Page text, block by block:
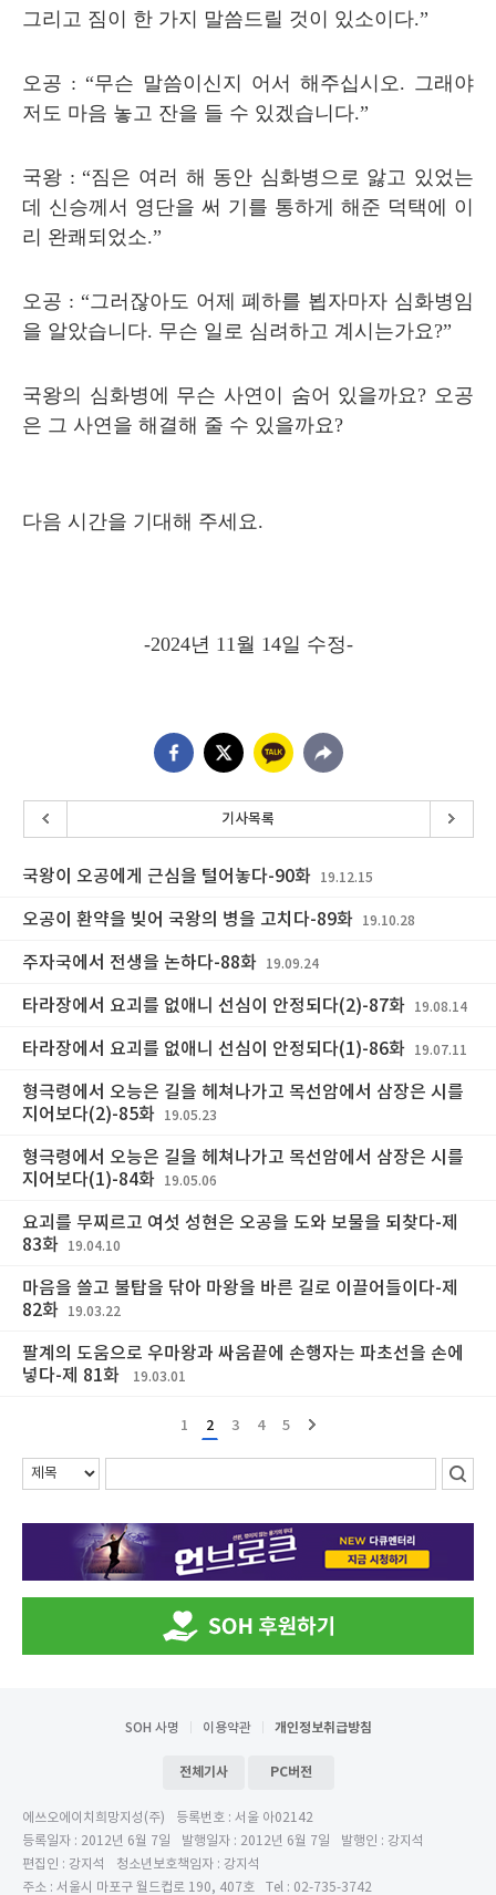
그리고 짐이 한 가지 말씀드릴 것이 있소이다.”
오공 : “무슨 말씀이신지 어서 해주십시오. 그래야
저도 마음 놓고 잔을 들 수 있겠습니다.”
국왕 : “짐은 여러 해 동안 심화병으로 앓고 있었는
데 신승께서 영단을 써 기를 통하게 해준 덕택에 이
리 완쾌되었소.”
오공 : “그러잖아도 어제 폐하를 뵙자마자 심화병임
을 알았습니다. 무슨 일로 심려하고 계시는가요?”
국왕의 심화병에 무슨 사연이 숨어 있을까요? 오공
은 그 사연을 해결해 줄 수 있을까요?
다음 시간을 기대해 주세요.
-2024년 11월 14일 수정-
기사목록
국왕이 오공에게 근심을 털어놓다-90화 19.12.15
오공이 환약을 빚어 국왕의 병을 고치다-89화 19.10.28
주자국에서 전생을 논하다-88화 19.09.24
타라장에서 요괴를 없애니 선심이 안정되다(2)-87화 19.08.14
타라장에서 요괴를 없애니 선심이 안정되다(1)-86화 19.07.11
형극령에서 오능은 길을 헤쳐나가고 목선암에서 삼장은 시를
지어보다(2)-85화
19.05.23
형극령에서 오능은 길을 헤쳐나가고 목선암에서 삼장은 시를
지어보다(1)-84화
19.05.06
요괴를 무찌르고 여섯 성현은 오공을 도와 보물을 되찾다-제
83화
19.04.10
마음을 쓸고 불탑을 닦아 마왕을 바른 길로 이끌어들이다-제
82화
19.03.22
팔계의 도움으로 우마왕과 싸움끝에 손행자는 파초선을 손에
넣다-제 81화
19.03.01
1 2 3 4 5
SOH 사명 이용약관 개인정보취급방침
전체기사 PC버전
에쓰오에이치희망지성(주)
등록번호 : 서울 아02142
등록일자 : 2012년 6월 7일
발행일자 : 2012년 6월 7일
발행인 : 강지석
편집인 : 강지석
청소년보호책임자 : 강지석
주소 : 서울시 마포구 월드컵로 190, 407호
Tel : 02-735-3742